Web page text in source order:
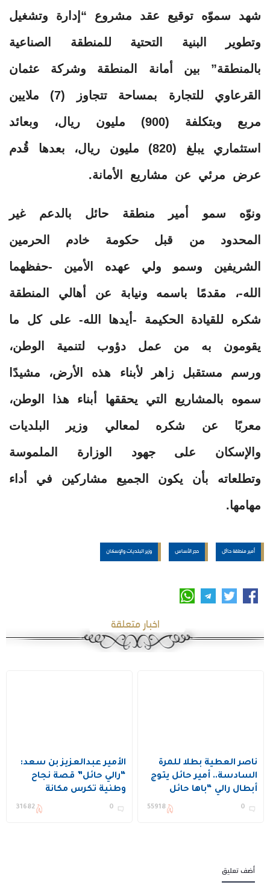
شهد سموّه توقيع عقد مشروع “إدارة وتشغيل
وتطوير البنية التحتية للمنطقة الصناعية
بالمنطقة” بين أمانة المنطقة وشركة عثمان
القرعاوي للتجارة بمساحة تتجاوز (7) ملايين
مربع وبتكلفة (900) مليون ريال، وبعائد
استثماري يبلغ (820) مليون ريال، بعدها قُدم
عرض مرئي عن مشاريع الأمانة.
ونوّه سمو أمير منطقة حائل بالدعم غير
المحدود من قبل حكومة خادم الحرمين
الشريفين وسمو ولي عهده الأمين -حفظهما
الله-، مقدمًا باسمه ونيابة عن أهالي المنطقة
شكره للقيادة الحكيمة -أيدها الله- على كل ما
يقومون به من عمل دؤوب لتنمية الوطن،
ورسم مستقبل زاهر لأبناء هذه الأرض، مشيدًا
سموه بالمشاريع التي يحققها أبناء هذا الوطن،
معربًا عن شكره لمعالي وزير البلديات
والإسكان على جهود الوزارة الملموسة
وتطلعاته بأن يكون الجميع مشاركين في أداء
مهامها.
أمير منطقة حائل حجر الأساس وزير البلديات والإسكان
اخبار متعلقة
ناصر العطية بطلا للمرة
السادسة.. أمير حائل يتوج
أبطال رالي “باها حائل
تويوتا الدولي 2026”
0
55918
الأمير عبدالعزيز بن سعد:
“رالي حائل” قصة نجاح
وطنية تكرس مكانة
المنطقة على خارطة
0
31682
أضف تعليق